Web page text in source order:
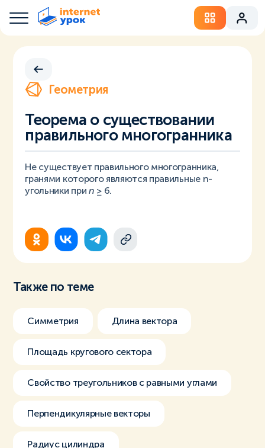
Геометрия
Теорема о существовании
правильного многогранника
Не существует правильного многогранника,
гранями которого являются правильные n-
угольники при n ≥ 6.
Также по теме
Симметрия Длина вектора
Площадь кругового сектора
Свойство треугольников с равными углами
Перпендикулярные векторы
Радиус цилиндра